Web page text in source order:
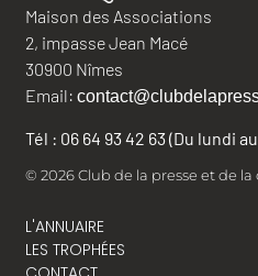
Maison des Associations
2, impasse Jean Macé
30900 Nîmes
Email:
Tél : 06 64 93 42 63 (Du lundi
© 2026 Club de la presse et de
L'ANNUAIRE
LES TROPHÉES